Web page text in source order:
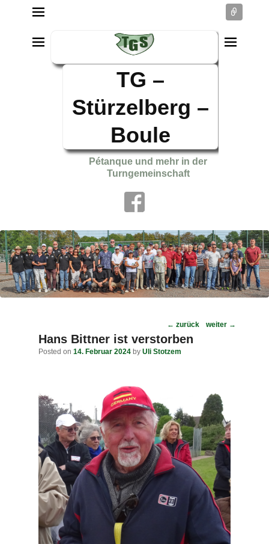
TG –
Stürzelberg –
Boule
Pétanque und mehr in der
Turngemeinschaft
Post
navigation
← zurück weiter →
Hans Bittner ist verstorben
Posted on 14. Februar 2024 by Uli Stotzem